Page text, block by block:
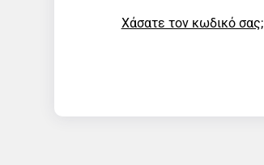
Χάσατε τον κωδικό σας;